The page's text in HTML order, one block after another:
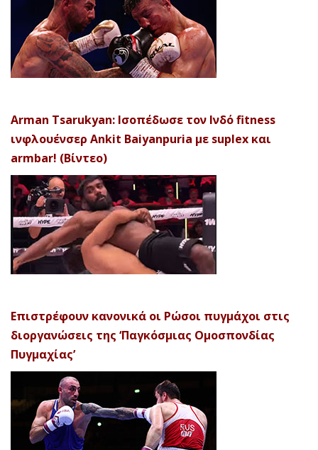
Arman Tsarukyan: Ισοπέδωσε τον Ινδό fitness
ινφλουένσερ Ankit Baiyanpuria με suplex και
armbar! (Βίντεο)
Επιστρέφουν κανονικά οι Ρώσοι πυγμάχοι στις
διοργανώσεις της ‘Παγκόσμιας Ομοσπονδίας
Πυγμαχίας’